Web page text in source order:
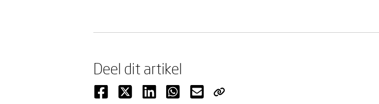
Deel dit artikel